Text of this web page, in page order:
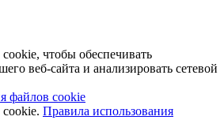
чтобы обеспечивать
веб-сайта и анализировать сетевой
файлов cookie
Правила использования